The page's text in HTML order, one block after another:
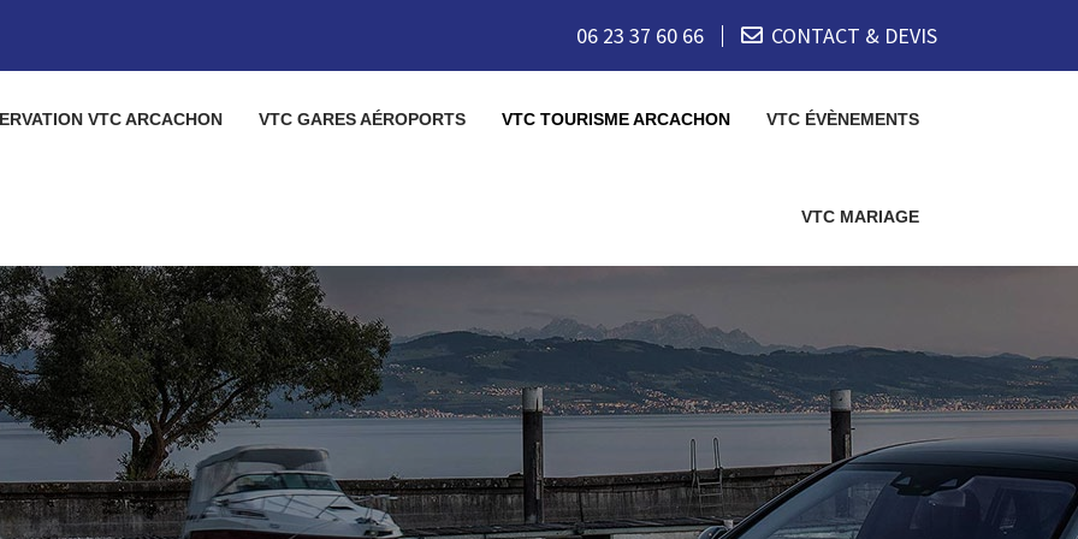
06 23 37 60 66 CONTACT & DEVIS
VTC ARCACHON VTC GARES AÉROPORTS VTC TOURISME ARCACHON VTC ÉVÈNEMENTS
VTC MARIAGE